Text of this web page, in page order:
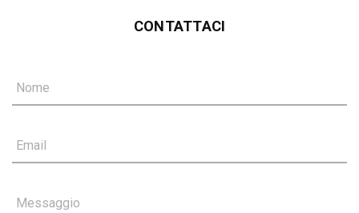
CONTATTACI
Nome
Email
Messaggio